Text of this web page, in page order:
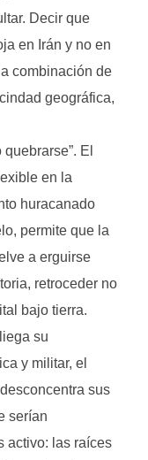
Decir que
en Irán y no en
combinación de
geográfica,
El
en la
huracanado
permite que la
a erguirse
retroceder no
bajo tierra.
su
y militar, el
sus
serían
activo: las raíces